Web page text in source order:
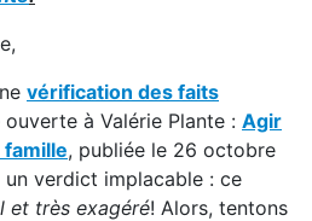
vérification des faits
à Valérie Plante : Agir
famille, publiée le 26 octobre
verdict implacable : ce
et très exagéré! Alors, tentons